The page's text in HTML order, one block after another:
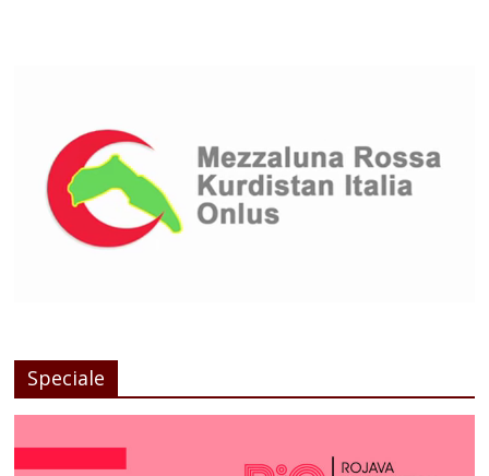
Speciale